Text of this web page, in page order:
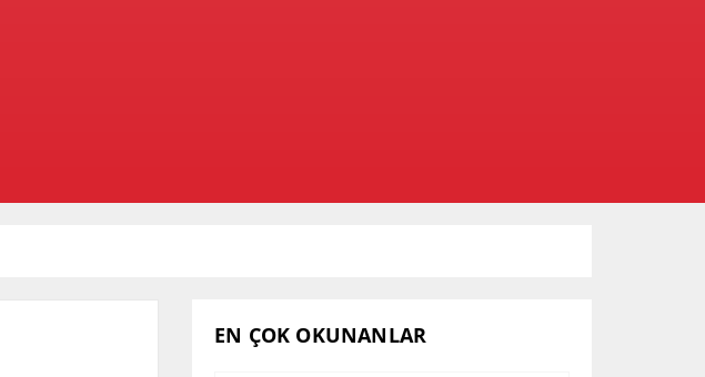
EN ÇOK OKUNANLAR